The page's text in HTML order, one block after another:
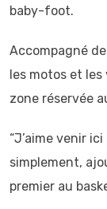
baby-foot.
Accompagné
les motos et les
zone réservée
“J’aime venir
simplement,
premier au